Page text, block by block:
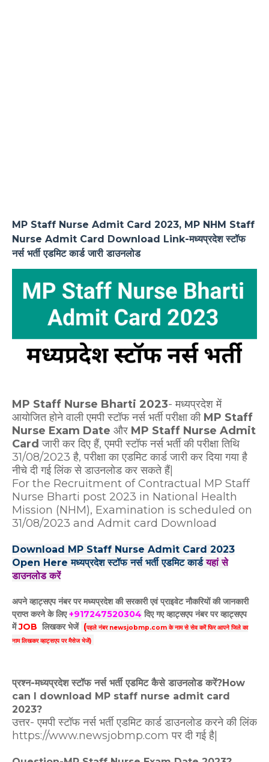
MP Staff Nurse Admit Card 2023, MP NHM Staff
Nurse Admit Card Download Link-मध्यप्रदेश स्‍टॉफ
नर्स भर्ती एडमिट कार्ड जारी डाउनलोड
MP Staff Nurse Bharti 2023- मध्यप्रदेश में
आयोजित होने वाली एमपी स्‍टॉफ नर्स भर्ती परीक्षा की MP Staff
Nurse Exam Date और MP Staff Nurse Admit
Card जारी कर दिए हैं, एमपी स्‍टॉफ नर्स भर्ती की परीक्षा तिथि
31/08/2023 है, परीक्षा का एडमिट कार्ड जारी कर दिया गया है
नीचे दी गई लिंक से डाउनलोड कर सकते हैं|
For the Recruitment of Contractual MP Staff
Nurse Bharti post 2023 in National Health
Mission (NHM), Examination is scheduled on
31/08/2023 and Admit card Download
Download MP Staff Nurse Admit Card 2023
Open Here मध्यप्रदेश स्‍टॉफ नर्स भर्ती एडमिट कार्डयहां से
डाउनलोड करें
अपने व्हाट्सएप नंबर पर मध्यप्रदेश की सरकारी एवं प्राइवेट नौकरियों की जानकारी
प्राप्त करने के लिए+917247520304 दिए गएव्हाट्सएपनंबर पर व्हाट्सएप
मेंJOB लिखकर भेजें (पहले नंबर newsjobmp.com के नाम से सेव करें फिर आपनेजिले का
नाम लिखकर व्हाट्सएप पर मैसेज भेजें)
प्रश्न-मध्यप्रदेश स्‍टॉफ नर्स भर्ती एडमिट कैसे डाउनलोड करें?How
can I download MP staff nurse admit card
2023?
उत्तर- एमपी स्‍टॉफ नर्स भर्ती एडमिट कार्ड डाउनलोड करने की लिंक
https://www.newsjobmp.com पर दी गई है|